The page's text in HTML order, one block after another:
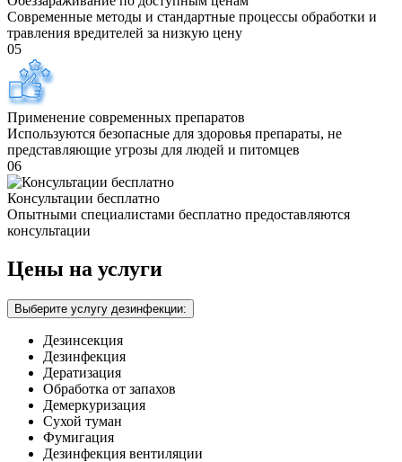
Современные методы и стандартные процессы обработки и
травления вредителей за низкую цену
05
Применение современных препаратов
Используются безопасные для здоровья препараты, не
представляющие угрозы для людей и питомцев
06
Консультации бесплатно
Опытными специалистами бесплатно предоставляются
консультации
Цены на услуги
Выберите услугу дезинфекции:
Дезинсекция
Дезинфекция
Дератизация
Обработка от запахов
Демеркуризация
Сухой туман
Фумигация
Дезинфекция вентиляции